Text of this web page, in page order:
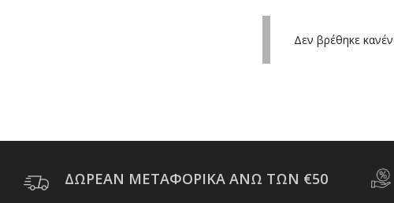
Δεν βρέθηκε
ΔΩΡΕΑΝ ΜΕΤΑΦΟΡΙΚΑ ΑΝΩ ΤΩΝ €50